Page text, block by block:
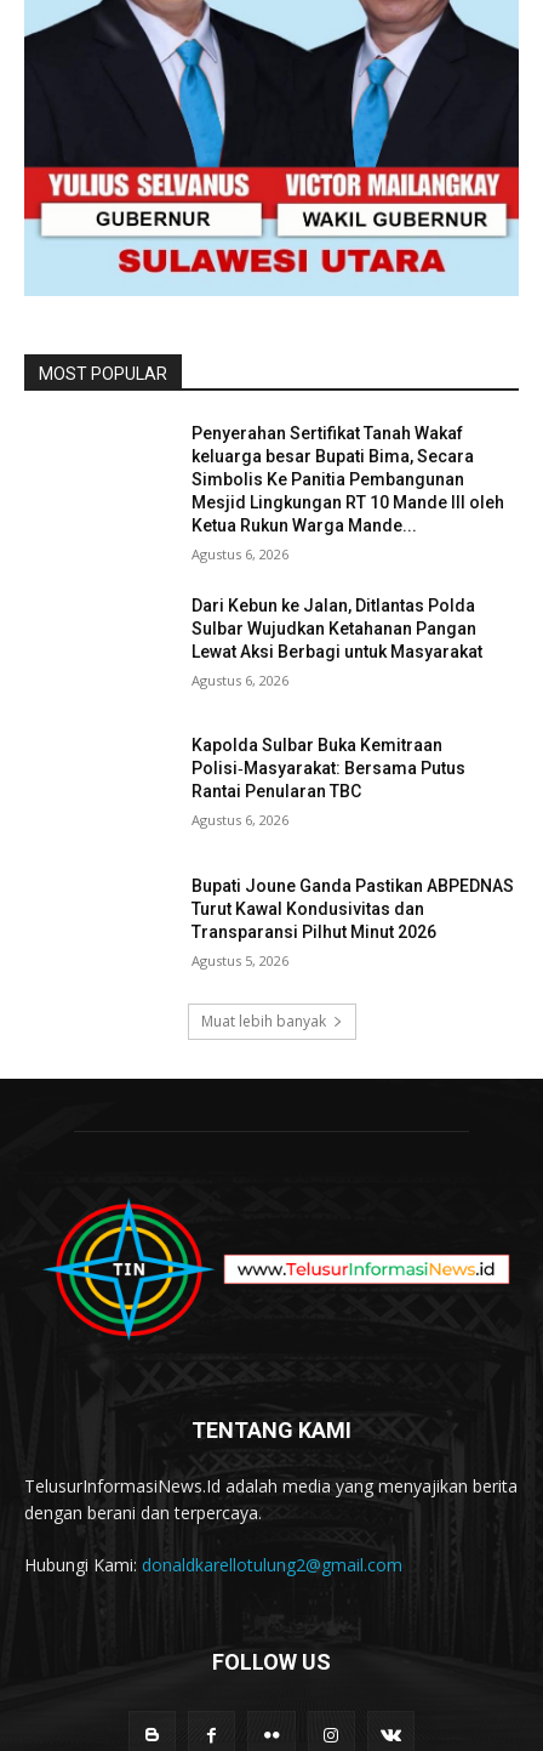
MOST POPULAR
Penyerahan Sertifikat Tanah Wakaf
keluarga besar Bupati Bima, Secara
Simbolis Ke Panitia Pembangunan
Mesjid Lingkungan RT 10 Mande III oleh
Ketua Rukun Warga Mande...
Agustus 6, 2026
Dari Kebun ke Jalan, Ditlantas Polda
Sulbar Wujudkan Ketahanan Pangan
Lewat Aksi Berbagi untuk Masyarakat
Agustus 6, 2026
Kapolda Sulbar Buka Kemitraan
Polisi‑Masyarakat: Bersama Putus
Rantai Penularan TBC
Agustus 6, 2026
Bupati Joune Ganda Pastikan ABPEDNAS
Turut Kawal Kondusivitas dan
Transparansi Pilhut Minut 2026
Agustus 5, 2026
Muat lebih banyak
TENTANG KAMI
TelusurInformasiNews.Id adalah media yang menyajikan berita
dengan berani dan terpercaya.
Hubungi Kami: donaldkarellotulung2@gmail.com
FOLLOW US